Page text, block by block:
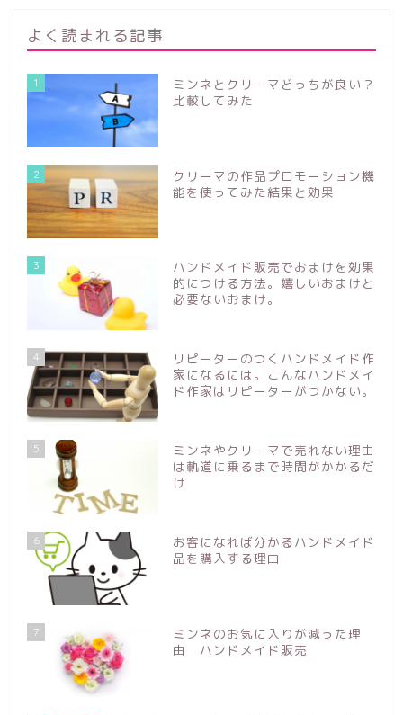
よく読まれる記事
1
ミンネとクリーマどっちが良い？
比較してみた
2
クリーマの作品プロモーション機
能を使ってみた結果と効果
3
ハンドメイド販売でおまけを効果
的につける方法。嬉しいおまけと
必要ないおまけ。
4
リピーターのつくハンドメイド作
家になるには。こんなハンドメイ
ド作家はリピーターがつかない。
5
ミンネやクリーマで売れない理由
は軌道に乗るまで時間がかかるだ
け
6
お客になれば分かるハンドメイド
品を購入する理由
7
ミンネのお気に入りが減った理
由 ハンドメイド販売